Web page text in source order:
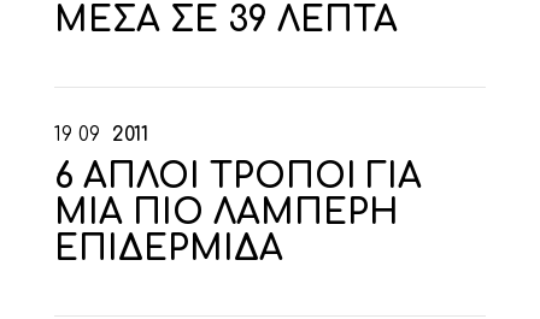
ΜΕΣΑ ΣΕ 39 ΛΕΠΤΑ
19 09 2011
6 ΑΠΛΟΙ ΤΡΟΠΟΙ ΓΙΑ
ΜΙΑ ΠΙΟ ΛΑΜΠΕΡΗ
ΕΠΙΔΕΡΜΙΔΑ